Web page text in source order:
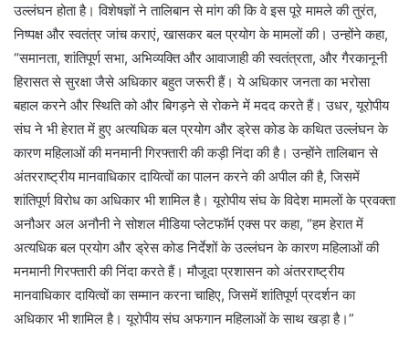
उल्लंघन होता है। विशेषज्ञों ने तालिबान से मांग की कि वे इस पूरे मामले की तुरंत,
निष्पक्ष और स्वतंत्र जांच कराएं, खासकर बल प्रयोग के मामलों की। उन्होंने कहा,
“समानता, शांतिपूर्ण सभा, अभिव्यक्ति और आवाजाही की स्वतंत्रता, और गैरकानूनी
हिरासत से सुरक्षा जैसे अधिकार बहुत जरूरी हैं। ये अधिकार जनता का भरोसा
बहाल करने और स्थिति को और बिगड़ने से रोकने में मदद करते हैं। उधर, यूरोपीय
संघ ने भी हेरात में हुए अत्यधिक बल प्रयोग और ड्रेस कोड के कथित उल्लंघन के
कारण महिलाओं की मनमानी गिरफ्तारी की कड़ी निंदा की है। उन्होंने तालिबान से
अंतरराष्ट्रीय मानवाधिकार दायित्वों का पालन करने की अपील की है, जिसमें
शांतिपूर्ण विरोध का अधिकार भी शामिल है। यूरोपीय संघ के विदेश मामलों के प्रवक्ता
अनौअर अल अनौनी ने सोशल मीडिया प्लेटफॉर्म एक्स पर कहा, “हम हेरात में
अत्यधिक बल प्रयोग और ड्रेस कोड निर्देशों के उल्लंघन के कारण महिलाओं की
मनमानी गिरफ्तारी की निंदा करते हैं। मौजूदा प्रशासन को अंतरराष्ट्रीय
मानवाधिकार दायित्वों का सम्मान करना चाहिए, जिसमें शांतिपूर्ण प्रदर्शन का
अधिकार भी शामिल है। यूरोपीय संघ अफगान महिलाओं के साथ खड़ा है।”